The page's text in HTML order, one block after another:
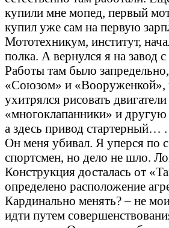
купили мне мопед, первый
купил уже сам на первую
Мототехникум, институт,
полка. А вернулся я на завод
Работы там было
«Союзом» и «Вооруженкой»,
ухитрялся рисовать
«многоклапанники» и
а здесь привод стартерный… .
Он меня убивал. Я уперся по
спортсмен, но дело не шло.
Конструкция досталась от
определено расположение
Кардинально менять? – не
идти путем